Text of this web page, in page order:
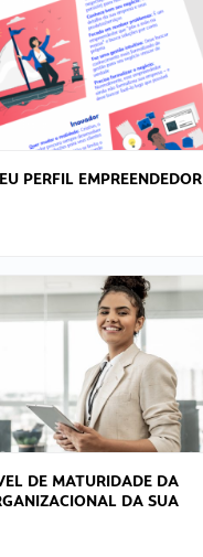
PERFIL EMPREENDEDOR
DE MATURIDADE DA
DA SUA